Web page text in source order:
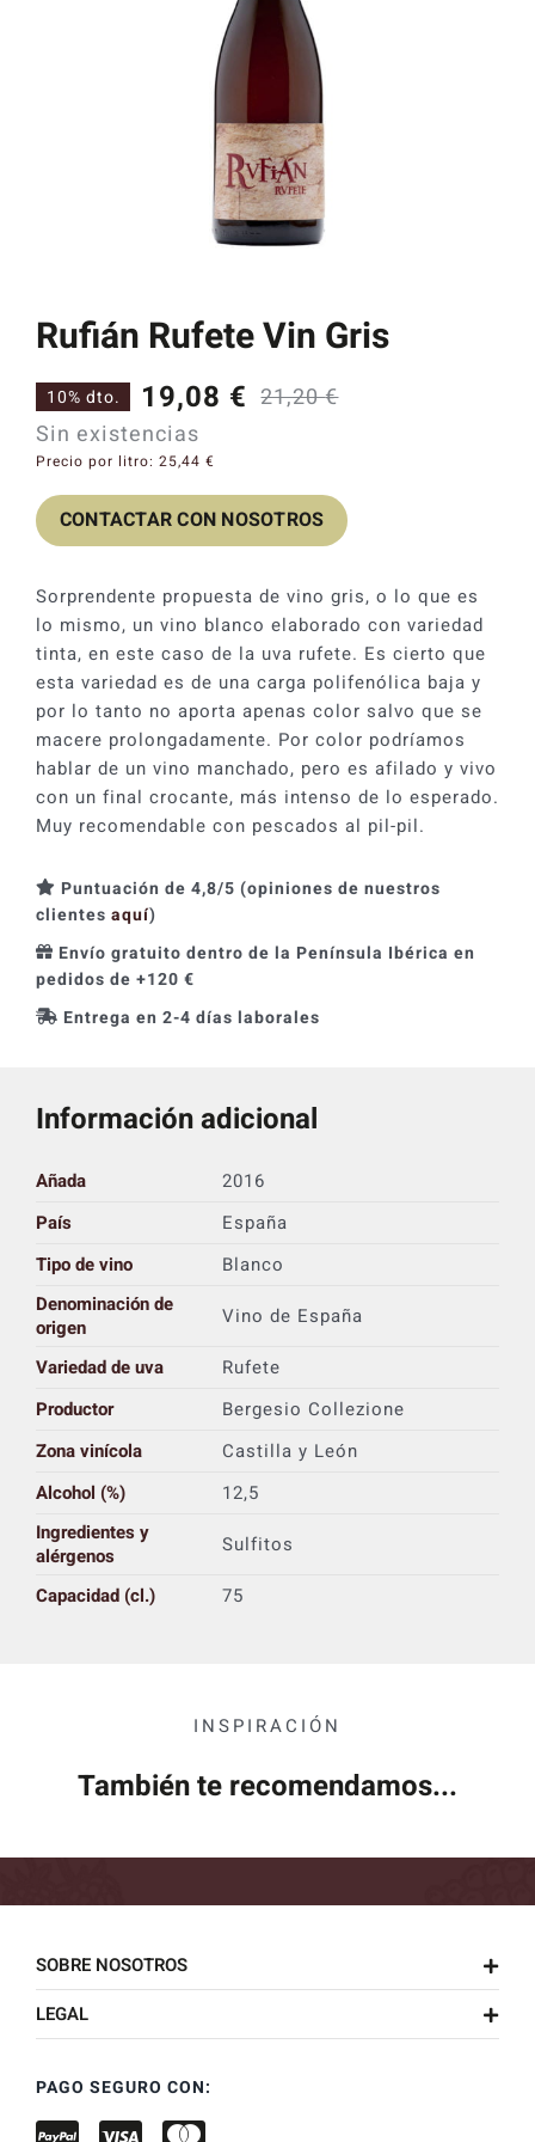
Rufián Rufete Vin Gris
21,20€
original
era:
21,20 €.
19,08 €
actual
es:
19,08 €.
10% dto.
Sin existencias
Precio por litro: 25,44 €
CONTACTAR CON NOSOTROS
Sorprendente propuesta de vino gris, o lo que es
lo mismo, un vino blanco elaborado con variedad
tinta, en este caso de la uva rufete. Es cierto que
esta variedad es de una carga polifenólica baja y
por lo tanto no aporta apenas color salvo que se
macere prolongadamente. Por color podríamos
hablar de un vino manchado, pero es afilado y vivo
con un final crocante, más intenso de lo esperado.
Muy recomendable con pescados al pil-pil.
Puntuación de 4,8/5 (opiniones de nuestros
clientes aquí)
Envío gratuito dentro de la Península Ibérica en
pedidos de +120 €
Entrega en 2-4 días laborales
Información adicional
Añada
2016
País
España
Tipo de vino
Blanco
Denominación de
origen
Vino de España
Variedad de uva
Rufete
Productor
Bergesio Collezione
Zona vinícola
Castilla y León
Alcohol (%)
12,5
Ingredientes y
alérgenos
Sulfitos
Capacidad (cl.)
75
INSPIRACIÓN
También te recomendamos...
SOBRE NOSOTROS
LEGAL
PAGO SEGURO CON: